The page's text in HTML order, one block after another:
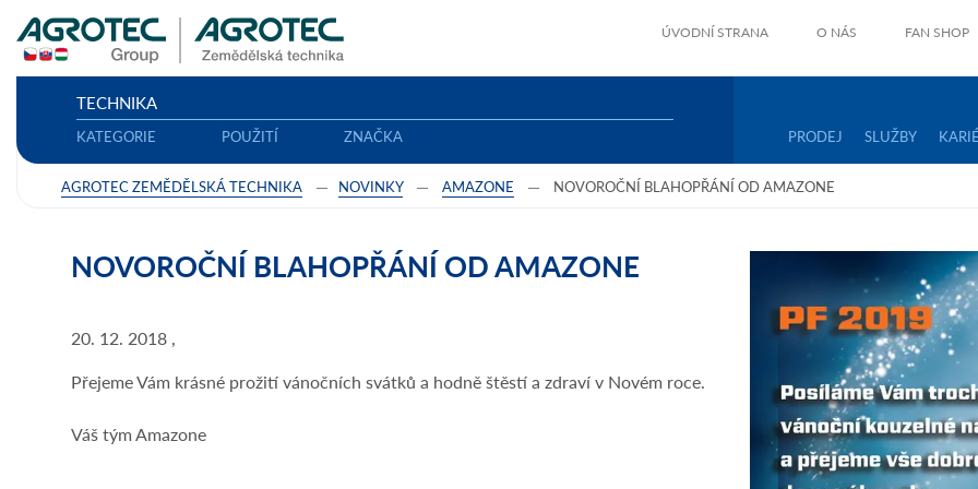
ÚVODNÍ STRANA O NÁS FAN SHOP
TECHNIKA
KATEGORIE POUŽITÍ ZNAČKA PRODEJ SLUŽBY
AGROTEC ZEMĚDĚLSKÁ TECHNIKA NOVINKY AMAZONE NOVOROČNÍ BLAHOPŘÁNÍ OD AMAZONE
NOVOROČNÍ BLAHOPŘÁNÍ OD AMAZONE
20. 12. 2018 ,
Přejeme Vám krásné prožití vánočních svátků a hodně štěstí a zdraví v Novém roce.
Váš tým Amazone